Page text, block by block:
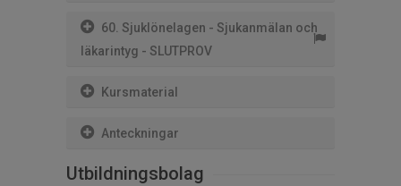
60. Sjuklönelagen - Sjukanmälan och
läkarintyg - SLUTPROV
Kursmaterial
Anteckningar
Utbildningsbolag